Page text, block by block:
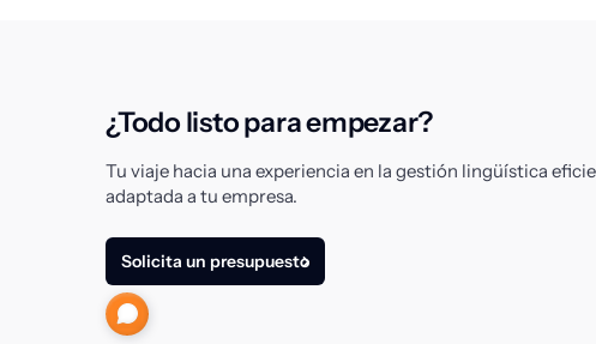
¿Todo listo para empezar?
Tu viaje hacia una experiencia en la gestión lingüística
adaptada a tu empresa.
Solicita un presupuesto